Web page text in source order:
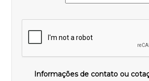
Informações de contato ou